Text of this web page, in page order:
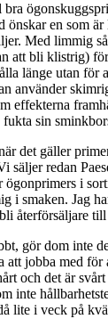
önskar en som
Med limmig
att bli klistrig)
länge utan för
använder
effekterna
sin
det gäller
säljer redan
i
i smaken. Jag
återförsäljare till
gör dom inte
att jobba med för
och det är
inte
lite i veck på